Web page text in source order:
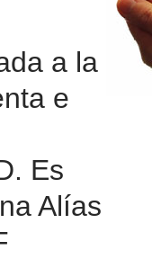
a la
e
Es
Alías